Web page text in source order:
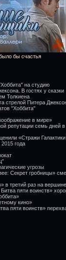
бы счастья
на студию
В гостях у сказки
Толкиена
стрелой Питера
"Хоббита"
в мире»
репутации семь дней
«Стражи
года
угрозы
Секрет гробницы»
в третий раз на
пяти воинств»
кино»
пяти воинств»